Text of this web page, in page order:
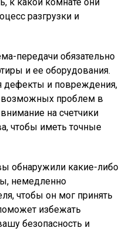
разгрузки и
передачи обязательно
и ее оборудования.
и повреждения,
возможных проблем в
на счетчики
чтобы иметь точные
обнаружили какие-либо
немедленно
чтобы он мог принять
избежать
безопасность и